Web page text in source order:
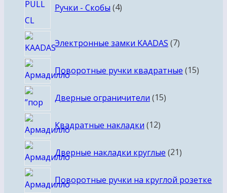
Ручки - Скобы 4товара
Электронные замки KAADAS 77
Поворотные ручки квадратные 1515
Дверные ограничители 1515
Квадратные накладки 1212
Дверные накладки круглые 2121
Поворотные ручки на круглой розетке